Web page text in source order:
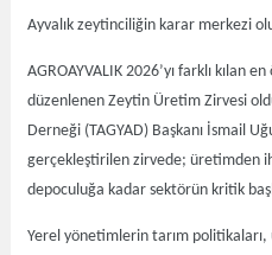
Ayvalık zeytinciliğin karar merkezi
AGROAYVALIK 2026’yı farklı kılan
düzenlenen Zeytin Üretim Zirvesi
Derneği (TAGYAD) Başkanı İsmail
gerçekleştirilen zirvede; üretimden
depoculuğa kadar sektörün kritik
Yerel yönetimlerin tarım